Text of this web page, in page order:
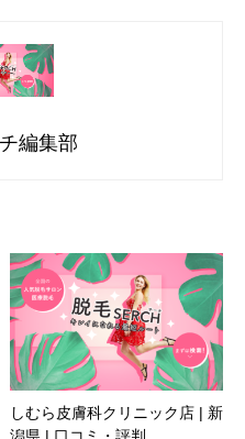
編集部
しむら皮膚科クリニック店 | 新